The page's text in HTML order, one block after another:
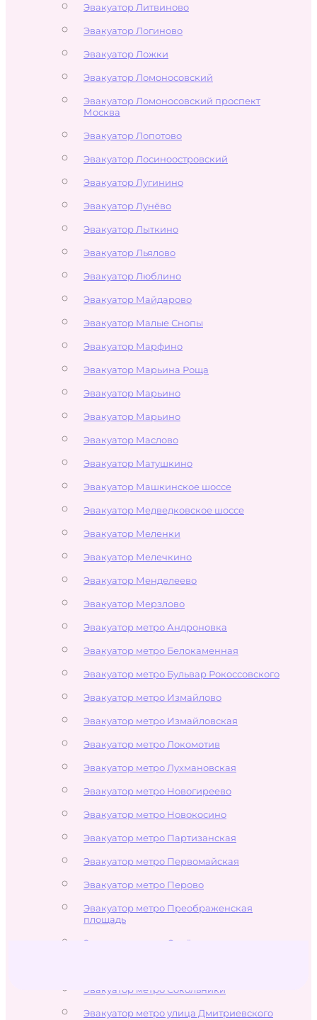
Эвакуатор Литвиново
Эвакуатор Логиново
Эвакуатор Ложки
Эвакуатор Ломоносовский
Эвакуатор Ломоносовский проспект
Москва
Эвакуатор Лопотово
Эвакуатор Лосиноостровский
Эвакуатор Лугинино
Эвакуатор Лунёво
Эвакуатор Лыткино
Эвакуатор Льялово
Эвакуатор Люблино
Эвакуатор Майдарово
Эвакуатор Малые Снопы
Эвакуатор Марфино
Эвакуатор Марьина Роща
Эвакуатор Марьино
Эвакуатор Марьино
Эвакуатор Маслово
Эвакуатор Матушкино
Эвакуатор Машкинское шоссе
Эвакуатор Медведковское шоссе
Эвакуатор Меленки
Эвакуатор Мелечкино
Эвакуатор Менделеево
Эвакуатор Мерзлово
Эвакуатор метро Андроновка
Эвакуатор метро Белокаменная
Эвакуатор метро Бульвар Рокоссовского
Эвакуатор метро Измайлово
Эвакуатор метро Измайловская
Эвакуатор метро Локомотив
Эвакуатор метро Лухмановская
Эвакуатор метро Новогиреево
Эвакуатор метро Новокосино
Эвакуатор метро Партизанская
Эвакуатор метро Первомайская
Эвакуатор метро Перово
Эвакуатор метро Преображенская
площадь
Эвакуатор метро Семёновская
Эвакуатор метро Сокольники
Эвакуатор метро улица Дмитриевского